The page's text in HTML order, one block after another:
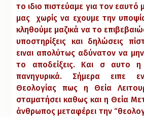
το ιδιο πιστεύαμε για τον εαυτό
μας χωρίς να εχουμε την
κληθούμε μαζικά να το
υποστηρίξεις και δηλώσεις
ειναι απολύτως αδύνατον να
το αποδείξεις. Και σ αυτο
πανηγυρικά. Σήμερα ειπε
Θεολογίας πως η Θεία
σταματήσει καθως και η Θεία
άνθρωπος μεταφέρει την